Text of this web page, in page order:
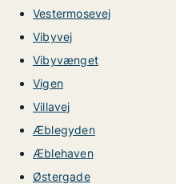
Vestermosevej
Vibyvej
Vibyvænget
Vigen
Villavej
Æblegyden
Æblehaven
Østergade